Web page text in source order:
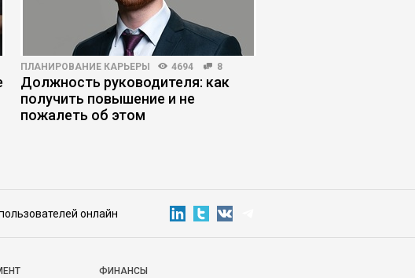
ПЛАНИРОВАНИЕ КАРЬЕРЫ 4694 8
Должность руководителя: как
получить повышение и не
пожалеть об этом
онлайн
ФИНАНСЫ